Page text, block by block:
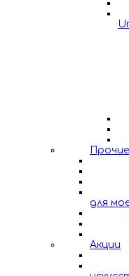
для
Акции